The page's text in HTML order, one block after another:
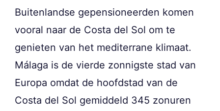
Buitenlandse gepensioneerden komen
vooral naar de Costa del Sol om te
genieten van het mediterrane klimaat.
Málaga is de vierde zonnigste stad van
Europa omdat de hoofdstad van de
Costa del Sol gemiddeld 345 zonuren